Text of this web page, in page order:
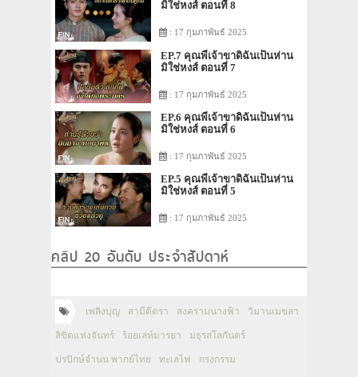
มิใช่หงส์ ตอนที่ 8
: 17 กุมภาพันธ์ 2025
EP.7 คุณพี่เจ้าขาดิฉันเป็นห่าน
มิใช่หงส์ ตอนที่ 7
: 17 กุมภาพันธ์ 2025
EP.6 คุณพี่เจ้าขาดิฉันเป็นห่าน
มิใช่หงส์ ตอนที่ 6
: 17 กุมภาพันธ์ 2025
EP.5 คุณพี่เจ้าขาดิฉันเป็นห่าน
มิใช่หงส์ ตอนที่ 5
: 17 กุมภาพันธ์ 2025
คลิป 20 อันดับ ประจำสัปดาห์
เพลิงบุญ สามีตีตรา สงครามนางฟ้า วิมานเมขลา
ลิขิตแห่งจันทร์ ร้อยเล่ห์มารยา มธุรสโลกันตร์
ปรปักษ์จำนน พากย์ไทย ทะเลไฟ กรงกรรม